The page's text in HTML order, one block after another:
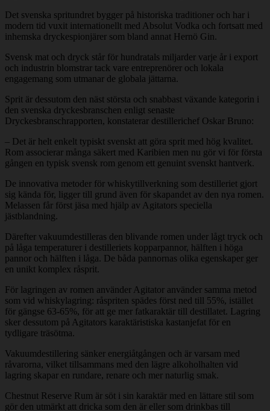
Det svenska spritundret bygger på historiska traditioner och har i
modern tid vuxit internationellt med Absolut Vodka och fortsatt med
inhemska dryckespionjärer som bland annat Hernö Gin.
Svensk mat och dryck står för hundratals miljarder varje år i export
och industrin blomstrar tack vare entreprenörer och lokala
engagemang som utmanar de globala jättarna.
Sprit är dessutom den näst största och snabbast växande kategorin i
den svenska dryckesbranschen enligt senaste
Dryckesbranschrapporten, konstaterar destillerichef Oskar Bruno:
– Det är helt enkelt typiskt svenskt att göra sprit med hög kvalitet.
Rom associerar många säkert med Karibien men nu gör vi för första
gången en typisk svensk rom genom ett genuint svenskt hantverk.
De innovativa metoder för whiskytillverkning som destilleriet gjort
sig kända för, ligger till grund även för skapandet av den nya romen.
Melassen får först jäsa med hjälp av Agitators speciella
jästblandning.
Därefter vakuumdestilleras den blivande romen under lågt tryck och
på låga temperaturer i destilleriets kopparpannor, hälften i höga
pannor och hälften i låga. De båda pannornas olika egenskaper ger
en unikt komplex råsprit.
För lagringen av romen använder Agitator använder samma metod
som vid whiskylagring: råspriten spädes först ned till 55%, istället
för gängse 63-65%, för att ge mer fatkaraktär till destillatet. Lagring
sker dessutom på Agitators karaktäristiska kastanjefat för en
tydligare träsötma.
Vakuumdestillering sänker energiåtgången och är varsam med
råvarorna, vilket tillsammans med den lägre alkoholhalten vid
lagring skapar en rundare, renare och mer naturlig smak.
Chestnut Reserve Rum är söt i sin karaktär med en lättare stil som
gör den utmärkt att dricka som den är eller som drinkbas till